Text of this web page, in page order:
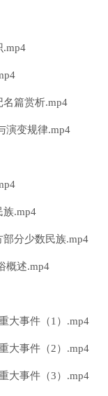
篇赏析.mp4
变规律.mp4
.mp4
分少数民族.mp4
述.mp4
事件（1）.mp4
事件（2）.mp4
事件（3）.mp4